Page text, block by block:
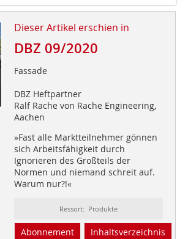
Dieser Artikel erschien in
DBZ 09/2020
Fassade
DBZ Heftpartner
Ralf Rache von Rache Engineering,
Aachen
»Fast alle Marktteilnehmer gönnen
sich Arbeitsfähigkeit durch
Ignorieren des Großteils der
Normen und niemand schreit auf.
Warum nur?!«
Ressort: Produkte
Abonnement Inhaltsverzeichnis